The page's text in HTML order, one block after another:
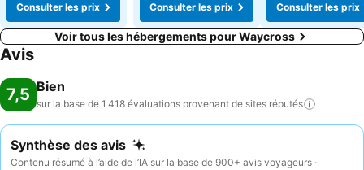
Consulter les prix
Consulter les prix
Consulter les prix
Voir tous les hébergements pour Waycross
Avis
7,5 Bien
sur la base de 1 418 évaluations provenant de sites réputés
Synthèse des avis
Contenu résumé à l’aide de l’IA sur la base de 900+ avis voyageurs ·